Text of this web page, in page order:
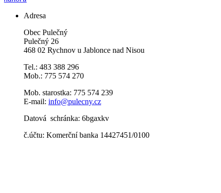
Adresa
Obec Pulečný
Pulečný 26
468 02 Rychnov u Jablonce nad Nisou
Tel.: 483 388 296
Mob.: 775 574 270
Mob. starostka: 775 574 239
E-mail: info@pulecny.cz
Datová schránka: 6bgaxkv
č.účtu: Komerční banka 14427451/0100